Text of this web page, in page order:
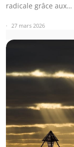
radicale grâce aux…
27 mars 2026